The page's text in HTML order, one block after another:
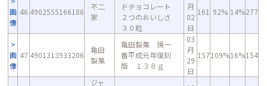
画
像
46 4902555166186
不二
家
ドチョコレート
２つのおいしさ
３０粒
月
02
日
161 92% 14%277
画
像
47 4901313933206
亀田
製菓
亀田製菓 揚一
番平成元年復刻
版 １３８ｇ
03
月
29
日
157109%16%154
ジャ